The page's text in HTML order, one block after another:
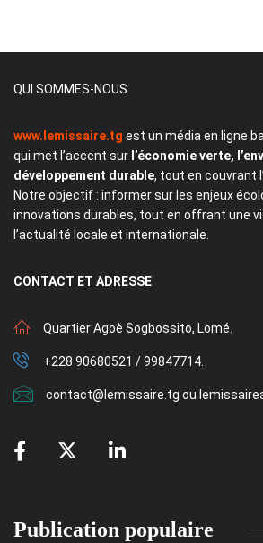
QUI SOMMES-NOUS
www.lemissaire.tg est un média en ligne
qui met l’accent sur l’économie verte,
développement durable, tout en couvrant
Notre objectif : informer sur les enjeux
innovations durables, tout en offrant une
l’actualité locale et internationale.
CONTACT ET ADRESSE
Quartier Agoè Sogbossito, Lomé.
+228 90680521 / 99847714.
contact@lemissaire.tg ou
Publication populaire